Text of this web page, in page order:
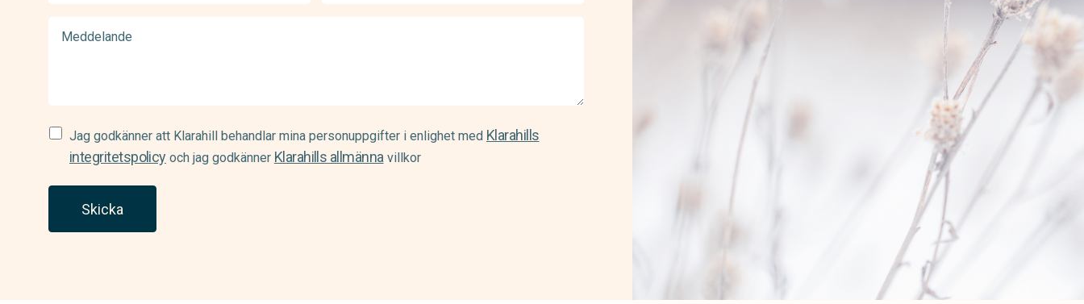
Samtycke
(Required)
Jag godkänner att Klarahill behandlar mina personuppgifter i enlighet med Klarahills
integritetspolicyoch jag godkänner Klarahills allmännavillkor
Skicka